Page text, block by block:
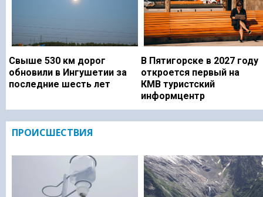
Свыше 530 км дорог
обновили в Ингушетии за
последние шесть лет
В Пятигорске в 2027 году
откроется первый на
КМВ туристский
информцентр
ПРОИСШЕСТВИЯ